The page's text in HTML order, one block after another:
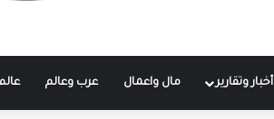
أخبار وتقارير مال واعمال عرب وعالم